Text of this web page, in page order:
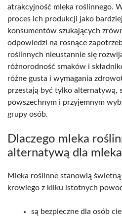
atrakcyjność mleka roślinnego.
proces ich produkcji jako
konsumentów szukających
odpowiedzi na rosnące
roślinnych nieustannie się
różnorodność smaków i
różne gusta i wymagania
przestają być tylko alternatywą,
powszechnym i przyjemnym
grupy osób.
Dlaczego mleka
alternatywą dla
Mleka roślinne stanowią
krowiego z kilku istotnych
są bezpieczne dla osób